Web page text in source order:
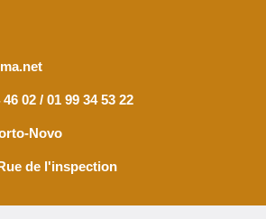
02 / 01 99 34 53 22
Novo
de l'inspection